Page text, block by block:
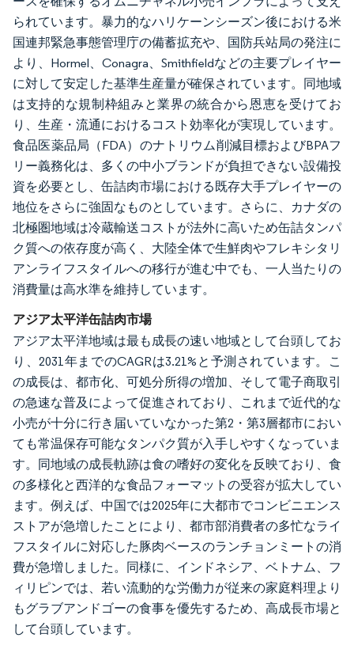
られています。暴力的なハリケーンシーズン後における米
国連邦緊急事態管理庁の備蓄拡充や、国防兵站局の発注に
より、Hormel、Conagra、Smithfieldなどの主要プレイヤー
に対して安定した基準生産量が確保されています。同地域
は支持的な規制枠組みと業界の統合から恩恵を受けてお
り、生産・流通におけるコスト効率化が実現しています。
食品医薬品局（FDA）のナトリウム削減目標およびBPAフ
リー義務化は、多くの中小ブランドが負担できない設備投
資を必要とし、缶詰肉市場における既存大手プレイヤーの
地位をさらに強固なものとしています。さらに、カナダの
北極圏地域は冷蔵輸送コストが法外に高いため缶詰タンパ
ク質への依存度が高く、大陸全体で生鮮肉やフレキシタリ
アンライフスタイルへの移行が進む中でも、一人当たりの
消費量は高水準を維持しています。
アジア太平洋缶詰肉市場
アジア太平洋地域は最も成長の速い地域として台頭してお
り、2031年までのCAGRは3.21%と予測されています。こ
の成長は、都市化、可処分所得の増加、そして電子商取引
の急速な普及によって促進されており、これまで近代的な
小売が十分に行き届いていなかった第2・第3層都市におい
ても常温保存可能なタンパク質が入手しやすくなっていま
す。同地域の成長軌跡は食の嗜好の変化を反映ており、食
の多様化と西洋的な食品フォーマットの受容が拡大してい
ます。例えば、中国では2025年に大都市でコンビニエンス
ストアが急増したことにより、都市部消費者の多忙なライ
フスタイルに対応した豚肉ベースのランチョンミートの消
費が急増しました。同様に、インドネシア、ベトナム、フ
ィリピンでは、若い流動的な労働力が従来の家庭料理より
もグラブアンドゴーの食事を優先するため、高成長市場と
して台頭しています。